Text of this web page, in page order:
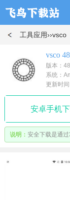
工具应用››vsco
vsco
版本：
系统：
更新时
安卓手机
说明： 安全下载是通